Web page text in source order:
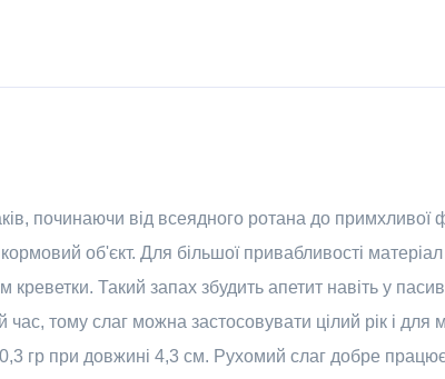
починаючи від всеядного ротана до примхливої
об'єкт. Для більшої привабливості
Такий запах збудить апетит навіть у
час, тому слаг можна застосовувати цілий рік і для
гр при довжині 4,3 см. Рухомий слаг добре